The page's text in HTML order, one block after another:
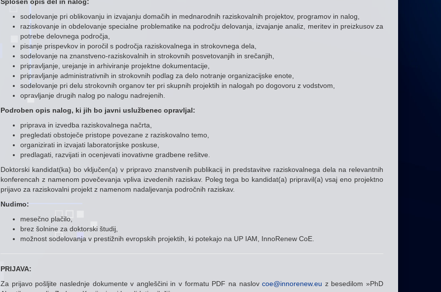
sodelovanje pri oblikovanju in izvajanju domačih in mednarodnih raziskovalnih projektov, programov in nalog,
raziskovanje in obdelovanje specialne problematike na področju delovanja, izvajanje analiz, meritev in preizkusov za
potrebe delovnega področja,
pisanje prispevkov in poročil s področja raziskovalnega in strokovnega dela,
sodelovanje na znanstveno-raziskovalnih in strokovnih posvetovanjih in srečanjih,
pripravljanje, urejanje in arhiviranje projektne dokumentacije,
pripravljanje administrativnih in strokovnih podlag za delo notranje organizacijske enote,
sodelovanje pri delu strokovnih organov ter pri skupnih projektih in nalogah po dogovoru z vodstvom,
opravljanje drugih nalog po nalogu nadrejenih.
Podroben opis nalog, ki jih bo javni uslužbenec opravljal:
priprava in izvedba raziskovalnega načrta,
pregledati obstoječe pristope povezane z raziskovalno temo,
organizirati in izvajati laboratorijske poskuse,
predlagati, razvijati in ocenjevati inovativne gradbene rešitve.
Doktorski kandidat(ka) bo vključen(a) v pripravo znanstvenih publikacij in predstavitve raziskovalnega dela na relevantnih
konferencah z namenom povečevanja vpliva izvedenih raziskav. Poleg tega bo kandidat(a) pripravil(a) vsaj eno projektno
prijavo za raziskovalni projekt z namenom nadaljevanja področnih raziskav.
Nudimo:
mesečno plačilo,
brez šolnine za doktorski študij,
možnost sodelovanja v prestižnih evropskih projektih, ki potekajo na UP IAM, InnoRenew CoE.
PRIJAVA:
Za prijavo pošljite naslednje dokumente v angleščini in v formatu PDF na naslovcoe@innorenew.eu z besedilom »PhD